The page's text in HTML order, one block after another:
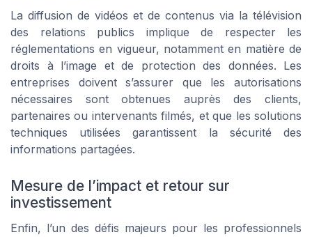
La diffusion de vidéos et de contenus via la télévision
des relations publics implique de respecter les
réglementations en vigueur, notamment en matière de
droits à l’image et de protection des données. Les
entreprises doivent s’assurer que les autorisations
nécessaires sont obtenues auprès des clients,
partenaires ou intervenants filmés, et que les solutions
techniques utilisées garantissent la sécurité des
informations partagées.
Mesure de l’impact et retour sur
investissement
Enfin, l’un des défis majeurs pour les professionnels